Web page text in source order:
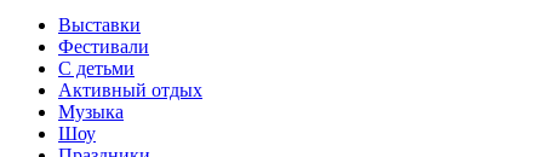
Выставки
Фестивали
С детьми
Активный отдых
Музыка
Шоу